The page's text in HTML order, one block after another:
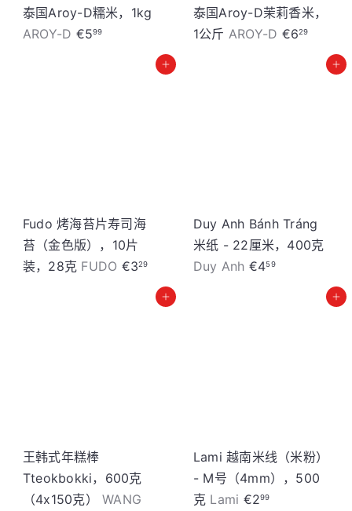
泰国Aroy-D糯米，1kg
AROY-D €599
泰国Aroy-D茉莉香米，
1公斤 AROY-D €629
加入购物车
Fudo 烤海苔片寿司海
苔（金色版），10片
装，28克 FUDO €329
加入购物车
Duy Anh Bánh Tráng
米纸 - 22厘米，400克
Duy Anh €459
加入购物车
王韩式年糕棒
Tteokbokki，600克
（4x150克）WANG
加入购物车
Lami 越南米线（米粉）
- M号（4mm），500
克 Lami €299